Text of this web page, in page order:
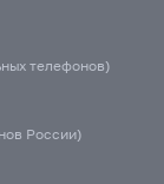
телефонов)
России)